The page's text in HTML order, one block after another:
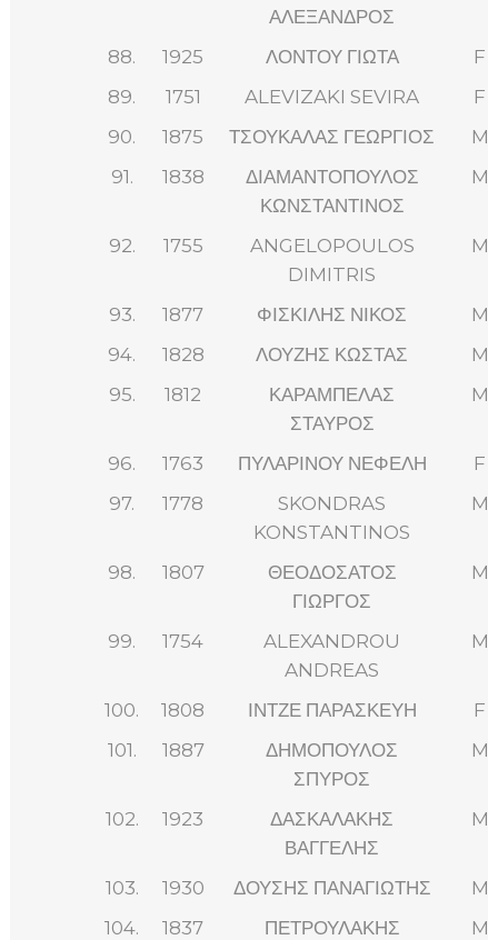
ΑΛΕΞΑΝΔΡΟΣ
88. 1925 ΛΟΝΤΟΥ ΓΙΩΤΑ
F
89.
1751 ALEVIZAKI SEVIRA
F
90.
1875 ΤΣΟΥΚΑΛΑΣ ΓΕΩΡΓΙΟΣ
M
91.
1838
ΔΙΑΜΑΝΤΟΠΟΥΛΟΣ
ΚΩΝΣΤΑΝΤΙΝΟΣ
M
92. 1755
ANGELOPOULOS
DIMITRIS
M
93. 1877 ΦΙΣΚΙΛΗΣ ΝΙΚΟΣ
M
94.
1828 ΛΟΥΖΗΣ ΚΩΣΤΑΣ
M
95.
1812
ΚΑΡΑΜΠΕΛΑΣ
ΣΤΑΥΡΟΣ
M
96. 1763 ΠΥΛΑΡΙΝΟΥ ΝΕΦΕΛΗ
F
97.
1778
SKONDRAS
KONSTANTINOS
M
98. 1807
ΘΕΟΔΟΣΑΤΟΣ
ΓΙΩΡΓΟΣ
M
99. 1754
ALEXANDROU
ANDREAS
M
100. 1808 ΙΝΤΖΕ ΠΑΡΑΣΚΕΥΗ
F
101.
1887
ΔΗΜΟΠΟΥΛΟΣ
ΣΠΥΡΟΣ
M
102. 1923
ΔΑΣΚΑΛΑΚΗΣ
ΒΑΓΓΕΛΗΣ
M
103. 1930 ΔΟΥΣΗΣ ΠΑΝΑΓΙΩΤΗΣ
M
104.
1837
ΠΕΤΡΟΥΛΑΚΗΣ
M